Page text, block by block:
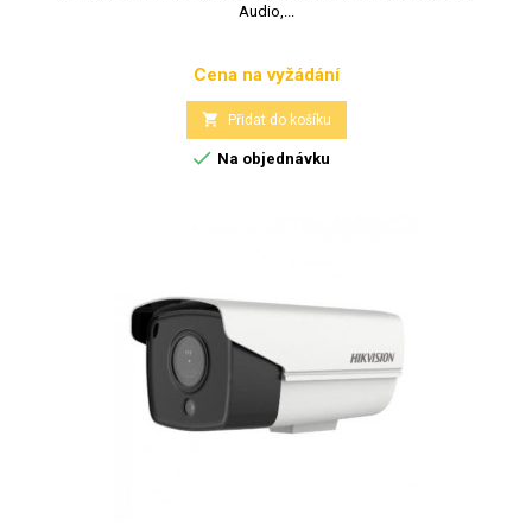
Audio,...
Cena
Cena na vyžádání
 Přidat do košíku
 Na objednávku